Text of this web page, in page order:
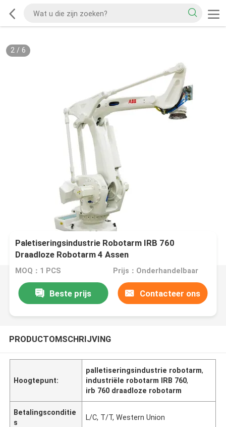
2/ 6
Paletiseringsindustrie Robotarm IRB 760
Draadloze Robotarm 4 Assen
MOQ：1 PCS Prijs：Onderhandelbaar
Beste prijs Contacteer ons
PRODUCTOMSCHRIJVING
Hoogtepunt:
palletiseringsindustrie robotarm,
industriële robotarm IRB 760,
irb 760 draadloze robotarm
Betalingsconditie
s
L/C, T/T, Western Union